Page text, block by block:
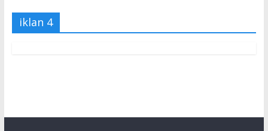
iklan 4